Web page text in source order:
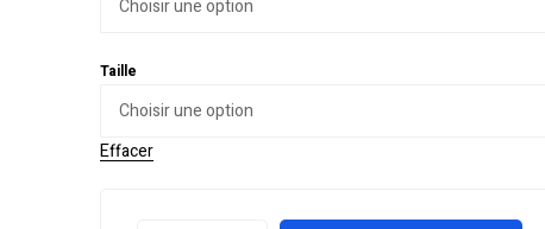
Taille
Effacer